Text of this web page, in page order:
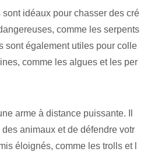
sont idéaux pour chasser des cré
comme les serpents
sont également utiles pour colle
comme les algues et les per
arme à distance puissante. Il
animaux et de défendre votr
éloignés, comme les trolls et l